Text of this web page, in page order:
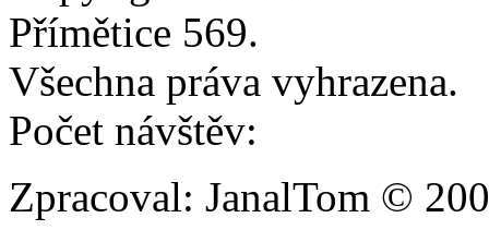
Přímětice 569.
Všechna práva vyhrazena.
Počet návštěv:
Zpracoval: JanalTom ©